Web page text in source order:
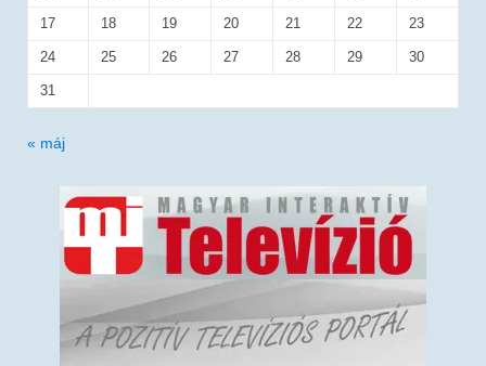
17 18 19 20 21 22 23
24 25 26 27 28 29 30
31
« máj